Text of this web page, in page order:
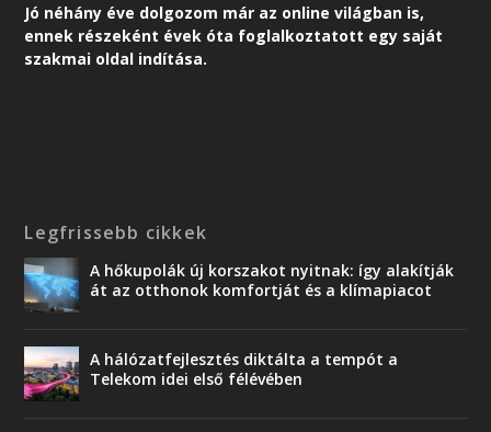
Jó néhány éve dolgozom már az online világban is,
ennek részeként évek óta foglalkoztatott egy saját
szakmai oldal indítása.
Legfrissebb cikkek
A hőkupolák új korszakot nyitnak: így alakítják
át az otthonok komfortját és a klímapiacot
A hálózatfejlesztés diktálta a tempót a
Telekom idei első félévében